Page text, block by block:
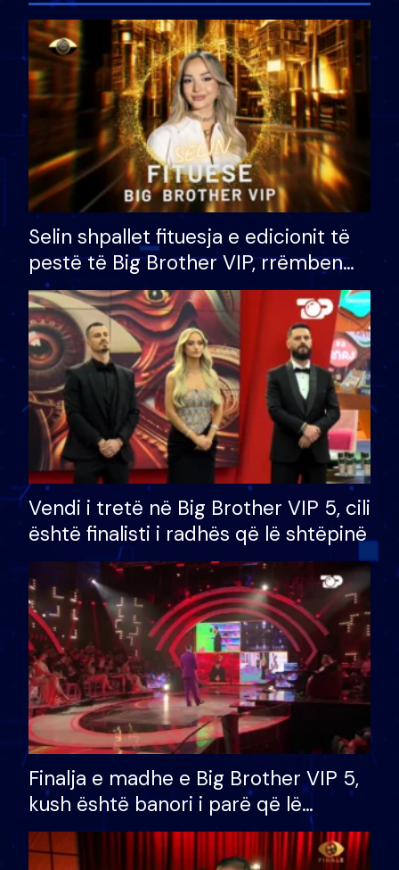
Selin shpallet fituesja e edicionit të
pestë të Big Brother VIP, rrëmben
çmimin e madh prej 100 mijë eurosh
Vendi i tretë në Big Brother VIP 5, cili
është finalisti i radhës që lë shtëpinë
Finalja e madhe e Big Brother VIP 5,
kush është banori i parë që lë
shtëpinë dhe humb mundësinë për
të fituar çmimin e madh